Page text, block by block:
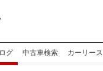
グ 中古車検索 カーリース